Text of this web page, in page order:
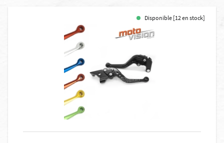
Disponible [12 en stock]